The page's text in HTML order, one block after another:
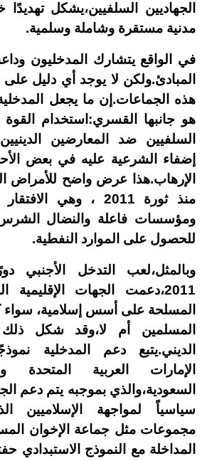
الجهاديين السلفيين،يشكل تهديدًا
مدنية مستقرة وشاملة وسلمية.
في الواقع يتشارك المدخليون
المبادئ.ولكن لا يوجد أي دليل
هذه الجماعات.إن ما يجعل
هو جانبها القسري:استخدام القوة
السلفيين ضد المعارضين
إضفاء الشرعية عليه في بعض
الإرهاب.هذا عرض واضح للأمراض
منذ ثورة 2011 ، وهي
ومؤسسات فاعلة والنضال
للحصول على الموارد النفطية.
وبالمثل،لعب التدخل الأجنبي
2011،دعمت الجهات الإقليمية
المسلحة على أسس إسلامية، سواء
المسلمين أم لا،وقد شكل ذلك
الديني.يتبع دعم المدخلية
الإمارات العربية المتحدة
السعودية،والذي بموجبه يتم دعم
سياسياً لمواجهة الإسلاميين
مجموعات مثل جماعة الإخوان
المداخلة مع النموذج الاستبدادي